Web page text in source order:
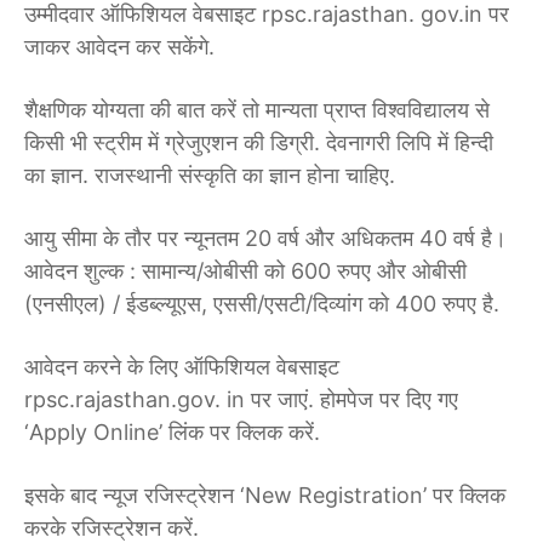
उम्मीदवार ऑफिशियल वेबसाइट rpsc.rajasthan. gov.in पर
जाकर आवेदन कर सकेंगे.
शैक्षणिक योग्यता की बात करें तो मान्यता प्राप्त विश्वविद्यालय से
किसी भी स्ट्रीम में ग्रेजुएशन की डिग्री. देवनागरी लिपि में हिन्दी
का ज्ञान. राजस्थानी संस्कृति का ज्ञान होना चाहिए.
आयु सीमा के तौर पर न्यूनतम 20 वर्ष और अधिकतम 40 वर्ष है।
आवेदन शुल्क : सामान्य/ओबीसी को 600 रुपए और ओबीसी
(एनसीएल) / ईडब्ल्यूएस, एससी/एसटी/दिव्यांग को 400 रुपए है.
आवेदन करने के लिए ऑफिशियल वेबसाइट
rpsc.rajasthan.gov. in पर जाएं. होमपेज पर दिए गए
‘Apply Online’ लिंक पर क्लिक करें.
इसके बाद न्यूज रजिस्ट्रेशन ‘New Registration’ पर क्लिक
करके रजिस्ट्रेशन करें.